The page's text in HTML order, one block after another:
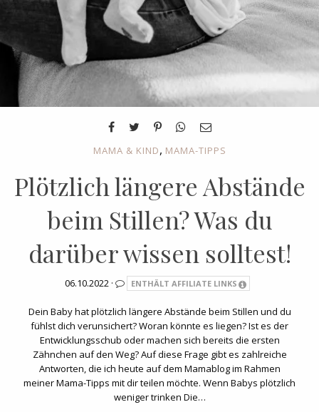
MAMA & KIND, MAMA-TIPPS
Plötzlich längere Abstände
beim Stillen? Was du
darüber wissen solltest!
06.10.2022 · ENTHÄLT AFFILIATE LINKS
Dein Baby hat plötzlich längere Abstände beim Stillen und du
fühlst dich verunsichert? Woran könnte es liegen? Ist es der
Entwicklungsschub oder machen sich bereits die ersten
Zähnchen auf den Weg? Auf diese Frage gibt es zahlreiche
Antworten, die ich heute auf dem Mamablog im Rahmen
meiner Mama-Tipps mit dir teilen möchte. Wenn Babys plötzlich
weniger trinken Die…